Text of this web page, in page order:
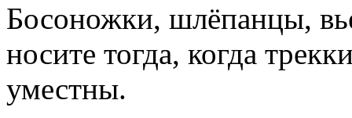
Босоножки, шлёпанцы,
носите тогда, когда
уместны.